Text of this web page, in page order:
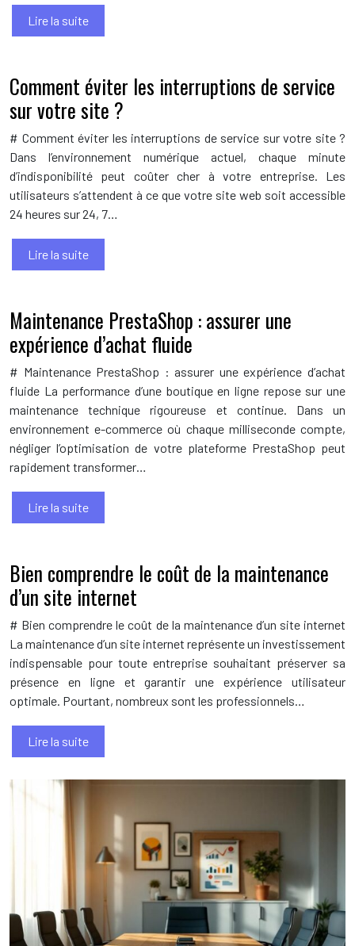
Lire la suite
Comment éviter les interruptions de service
sur votre site ?
# Comment éviter les interruptions de service sur votre site ?
Dans l’environnement numérique actuel, chaque minute
d’indisponibilité peut coûter cher à votre entreprise. Les
utilisateurs s’attendent à ce que votre site web soit accessible
24 heures sur 24, 7…
Lire la suite
Maintenance PrestaShop : assurer une
expérience d’achat fluide
# Maintenance PrestaShop : assurer une expérience d’achat
fluide La performance d’une boutique en ligne repose sur une
maintenance technique rigoureuse et continue. Dans un
environnement e-commerce où chaque milliseconde compte,
négliger l’optimisation de votre plateforme PrestaShop peut
rapidement transformer…
Lire la suite
Bien comprendre le coût de la maintenance
d’un site internet
# Bien comprendre le coût de la maintenance d’un site internet
La maintenance d’un site internet représente un investissement
indispensable pour toute entreprise souhaitant préserver sa
présence en ligne et garantir une expérience utilisateur
optimale. Pourtant, nombreux sont les professionnels…
Lire la suite